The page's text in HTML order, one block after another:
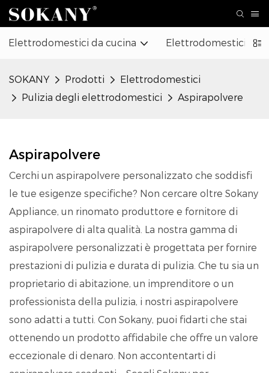
Elettrodomestici da cucina Elettrodomestici
SOKANY Prodotti
Elettrodomestici
Pulizia degli elettrodomestici
Aspirapolvere
Aspirapolvere
Cerchi un aspirapolvere personalizzato che soddisfi
le tue esigenze specifiche? Non cercare oltre Sokany
Appliance, un rinomato produttore e fornitore di
aspirapolvere di alta qualità. La nostra gamma di
aspirapolvere personalizzati è progettata per fornire
prestazioni di pulizia e durata di pulizia. Che tu sia un
proprietario di abitazione, un imprenditore o un
professionista della pulizia, i nostri aspirapolvere
sono adatti a tutti. Con Sokany, puoi fidarti che stai
ottenendo un prodotto affidabile che offre un valore
eccezionale di denaro. Non accontentarti di